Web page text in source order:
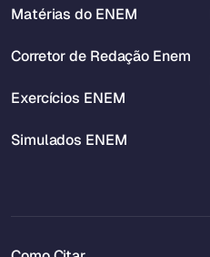
Matérias do ENEM
Corretor de Redação Enem
Exercícios ENEM
Simulados ENEM